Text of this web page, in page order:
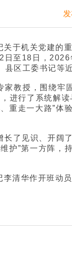
关于机关党建的
至18日，
县区工委书记等
家教授，围绕牢
进行了系统解
重走一大路”体
了见识、开阔
护”第一方阵，
清华作开班动